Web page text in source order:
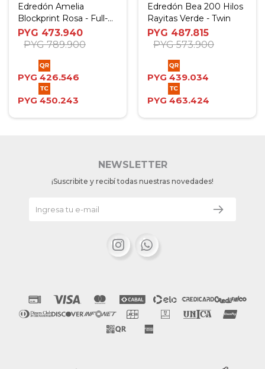
Edredón Amelia
Blockprint Rosa - Full-
Queen
PYG 473.940
PYG 789.900
PYG 426.546
PYG 450.243
Edredón Bea 200 Hilos
Rayitas Verde - Twin
PYG 487.815
PYG 573.900
PYG 439.034
PYG 463.424
NEWSLETTER
¡Suscribite y recibí todas nuestras novedades!
 